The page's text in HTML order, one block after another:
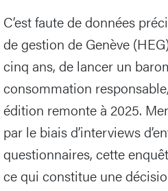
C’est faute de données
de gestion de Genève
cinq ans, de lancer un
consommation
édition remonte à 2025.
par le biais d’interviews
questionnaires, cette
ce qui constitue une